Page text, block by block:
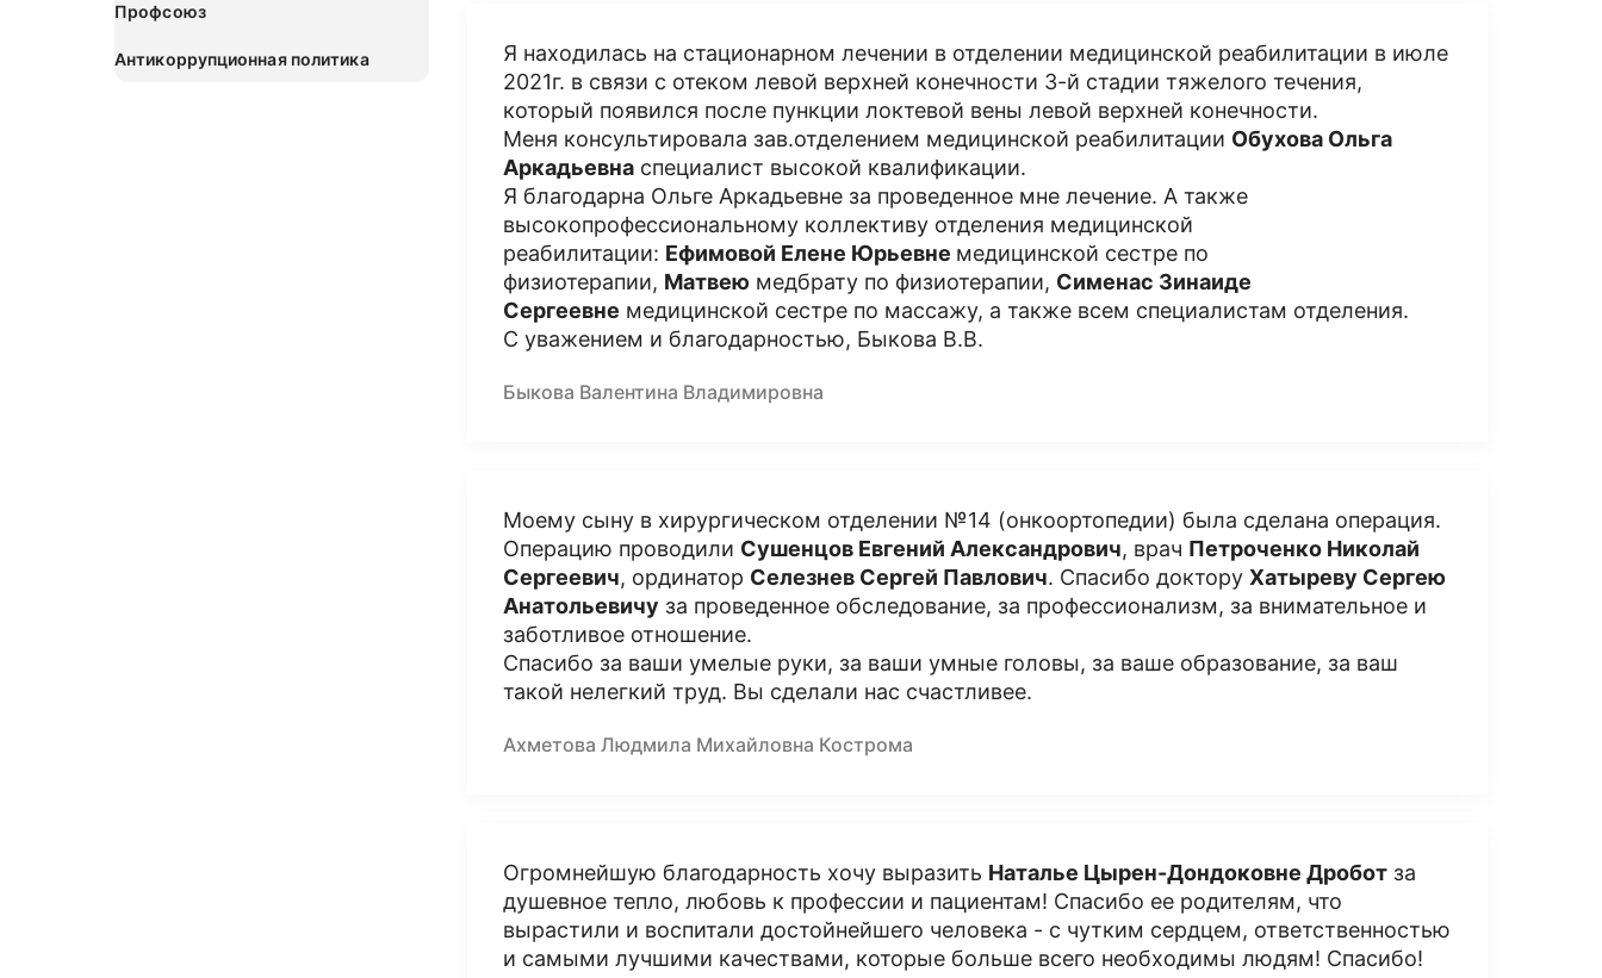
Профсоюз
Антикоррупционная политика
Я находилась на стационарном лечении в отделении медицинской реабилитации в июле
2021г. в связи с отеком левой верхней конечности 3-й стадии тяжелого течения,
который появился после пункции локтевой вены левой верхней конечности.
Меня консультировала зав.отделением медицинской реабилитации Обухова Ольга
Аркадьевнаспециалист высокой квалификации.
Я благодарна Ольге Аркадьевне за проведенное мне лечение. А также
высокопрофессиональному коллективу отделения медицинской
реабилитации: Ефимовой Елене Юрьевне медицинской сестре по
физиотерапии, Матвеюмедбрату по физиотерапии, Сименас Зинаиде
Сергеевне медицинской сестре по массажу, а также всем специалистам отделения.
С уважением и благодарностью, Быкова В.В.
Быкова Валентина Владимировна
Моему сыну в хирургическом отделении №14 (онкоортопедии) была сделана операция.
Операцию проводили Сушенцов Евгений Александрович, врач Петроченко Николай
Сергеевич, ординатор Селезнев Сергей Павлович. Спасибо доктору Хатыреву Сергею
Анатольевичу за проведенное обследование, за профессионализм, за внимательное и
заботливое отношение.
Спасибо за ваши умелые руки, за ваши умные головы, за ваше образование, за ваш
такой нелегкий труд. Вы сделали нас счастливее.
Ахметова Людмила Михайловна Кострома
Огромнейшую благодарность хочу выразить Наталье Цырен-Дондоковне Дроботза
душевное тепло, любовь к профессии и пациентам! Спасибо ее родителям, что
вырастили и воспитали достойнейшего человека - с чутким сердцем, ответственностью
и самыми лучшими качествами, которые больше всего необходимы людям! Спасибо!